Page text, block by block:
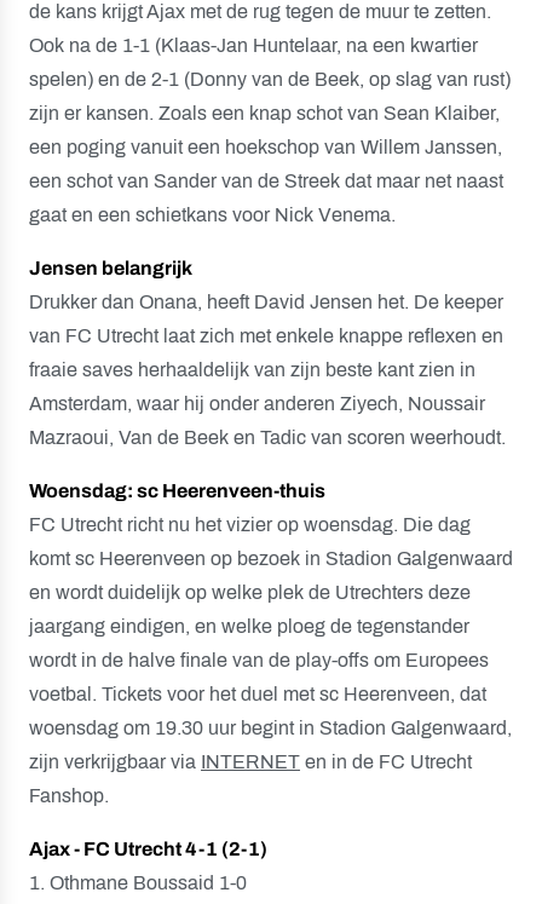
de kans krijgt Ajax met de rug tegen de muur te zetten.
Ook na de 1-1 (Klaas-Jan Huntelaar, na een kwartier
spelen) en de 2-1 (Donny van de Beek, op slag van rust)
zijn er kansen. Zoals een knap schot van Sean Klaiber,
een poging vanuit een hoekschop van Willem Janssen,
een schot van Sander van de Streek dat maar net naast
gaat en een schietkans voor Nick Venema.
Jensen belangrijk
Drukker dan Onana, heeft David Jensen het. De keeper
van FC Utrecht laat zich met enkele knappe reflexen en
fraaie saves herhaaldelijk van zijn beste kant zien in
Amsterdam, waar hij onder anderen Ziyech, Noussair
Mazraoui, Van de Beek en Tadic van scoren weerhoudt.
Woensdag: sc Heerenveen-thuis
FC Utrecht richt nu het vizier op woensdag. Die dag
komt sc Heerenveen op bezoek in Stadion Galgenwaard
en wordt duidelijk op welke plek de Utrechters deze
jaargang eindigen, en welke ploeg de tegenstander
wordt in de halve finale van de play-offs om Europees
voetbal. Tickets voor het duel met sc Heerenveen, dat
woensdag om 19.30 uur begint in Stadion Galgenwaard,
zijn verkrijgbaar via INTERNET en in de FC Utrecht
Fanshop.
Ajax - FC Utrecht 4-1 (2-1)
1. Othmane Boussaid 1-0